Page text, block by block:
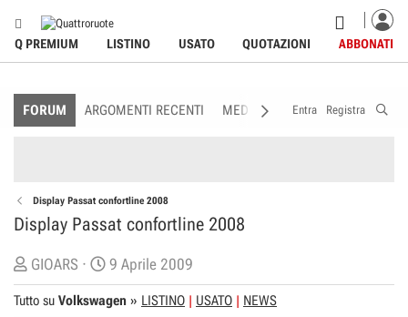
Q PREMIUM LISTINO USATO QUOTAZIONI ABBONATI
FORUM ARGOMENTI RECENTI MEDIA MEMBRI
Entra Registra
Display Passat confortline 2008
Display Passat confortline 2008
C
r
e
GIOARS
D
a
t
9 Aprile 2009
Tutto su Volkswagen » LISTINO USATO NEWS